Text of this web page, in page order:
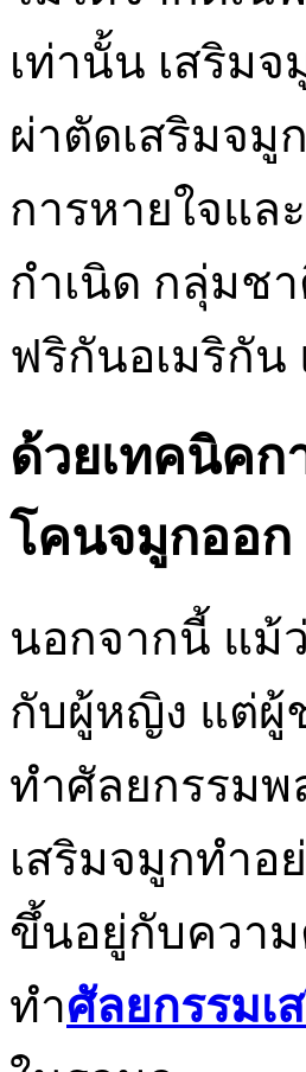
เท่านั้น เสริม
ผ่าตัดเสริมจมู
การหายใจแล
กำเนิด กลุ่มช
ฟริกันอเมริกั
ด้วยเทคนิคก
โคนจมูกออก
นอกจากนี้ แม้
กับผู้หญิง แต่ผู้
ทำศัลยกรรม
เสริมจมูกทำอ
ขึ้นอยู่กับควา
ทำศัลยกรรมเ